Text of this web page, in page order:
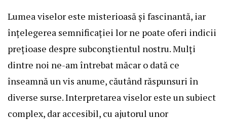
Lumea viselor este misterioasă și fascinantă, iar
înțelegerea semnificației lor ne poate oferi indicii
prețioase despre subconștientul nostru. Mulți
dintre noi ne-am întrebat măcar o dată ce
înseamnă un vis anume, căutând răspunsuri în
diverse surse. Interpretarea viselor este un subiect
complex, dar accesibil, cu ajutorul unor